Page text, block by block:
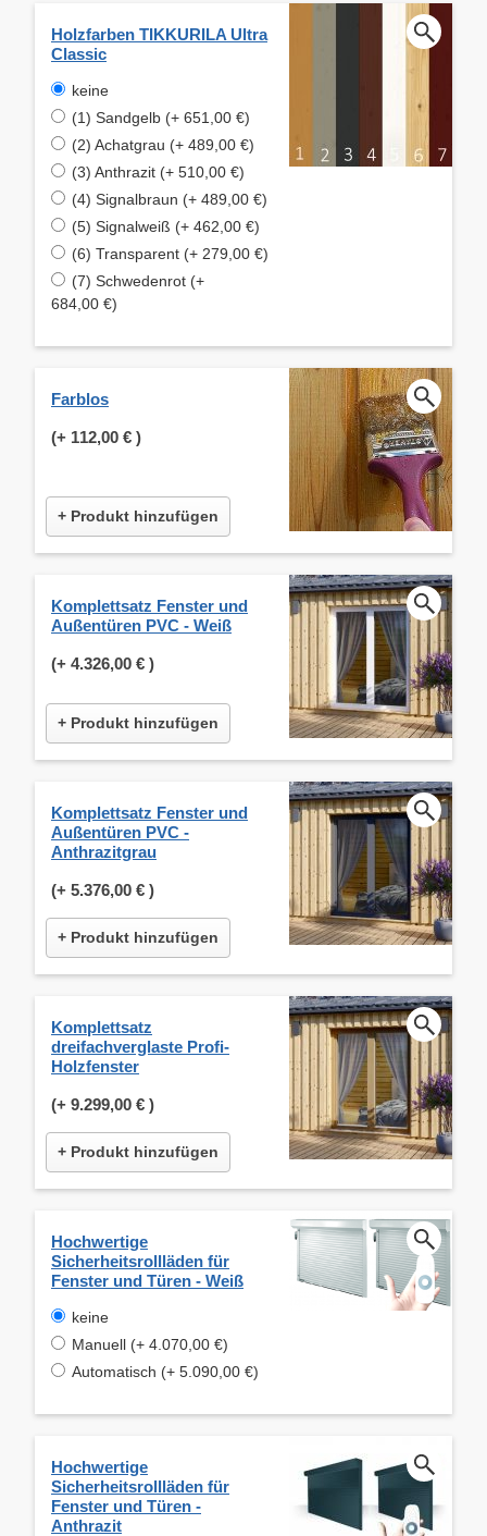
Holzfarben TIKKURILA Ultra
Classic
keine
(1) Sandgelb (+ 651,00 €)
(2) Achatgrau (+ 489,00 €)
(3) Anthrazit (+ 510,00 €)
(4) Signalbraun (+ 489,00 €)
(5) Signalweiß (+ 462,00 €)
(6) Transparent (+ 279,00 €)
(7) Schwedenrot (+
684,00 €)
Farblos
(+ 112,00 € )
+ Produkt hinzufügen
Komplettsatz Fenster und
Außentüren PVC - Weiß
(+ 4.326,00 € )
+ Produkt hinzufügen
Komplettsatz Fenster und
Außentüren PVC -
Anthrazitgrau
(+ 5.376,00 € )
+ Produkt hinzufügen
Komplettsatz
dreifachverglaste Profi-
Holzfenster
(+ 9.299,00 € )
+ Produkt hinzufügen
Hochwertige
Sicherheitsrollläden für
Fenster und Türen - Weiß
keine
Manuell (+ 4.070,00 €)
Automatisch (+ 5.090,00 €)
Hochwertige
Sicherheitsrollläden für
Fenster und Türen -
Anthrazit